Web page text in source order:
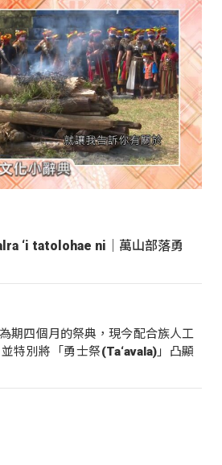
‘i tatolohae ni｜萬山部落勇
期四個月的祭典，現今配合族人工
特別將「勇士祭(Ta‘avala)」凸顯